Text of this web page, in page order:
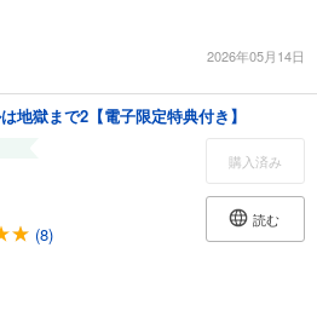
2026年05月14日
地獄まで2【電子限定特典付き】
(8)
購入済み
読む